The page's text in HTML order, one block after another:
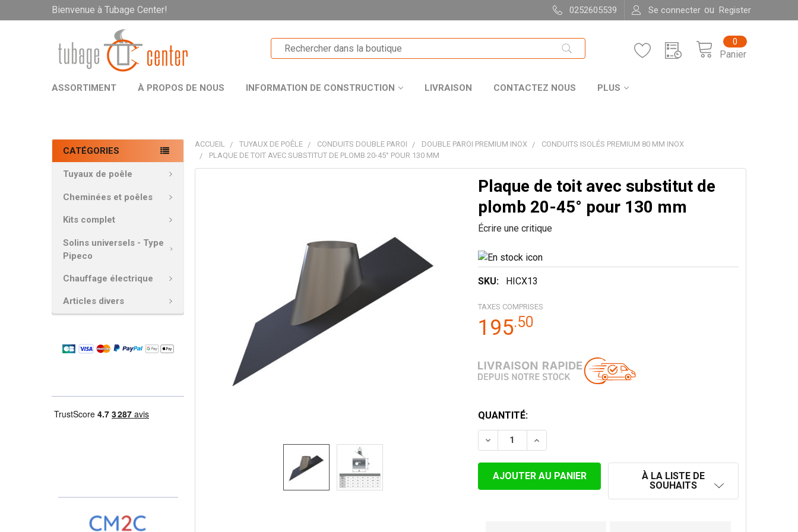
Bienvenue à Tubage Center! 0252605539 Se connecter ou Register
Panier
0
ASSORTIMENT À PROPOS DE NOUS INFORMATION DE CONSTRUCTION LIVRAISON CONTACTEZ NOUS PLUS
CATÉGORIES
Tuyaux de poêle
Cheminées et poêles
Kits complet
Solins universels - Type
Pipeco
Chauffage électrique
Articles divers
ACCUEIL TUYAUX DE POÊLE CONDUITS DOUBLE PAROI DOUBLE PAROI PREMIUM INOX
CONDUITS ISOLÉS PREMIUM 80 MM INOX
PLAQUE DE TOIT AVEC SUBSTITUT DE PLOMB 20-45° POUR 130 MM
Plaque de toit avec substitut de
plomb 20-45° pour 130 mm
Écrire une critique
SKU: HICX13
TAXES COMPRISES
195.50
STOCK
ACTUEL:
QUANTITÉ:
DIMINUER LA QUANTITÉ DE PLAQUE DE TOIT AVEC SUBSTITUT DE
AUGMENTER LA QUANTITÉ DE PLAQUE DE TOIT AVEC
À LA LISTE DE
SOUHAITS